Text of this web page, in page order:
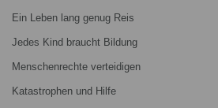
Ein Leben lang genug Reis
Jedes Kind braucht Bildung
Menschenrechte verteidigen
Katastrophen und Hilfe